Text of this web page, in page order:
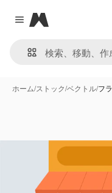
Close menu
Magnific
ホーム/ストック/ベクトル/フ